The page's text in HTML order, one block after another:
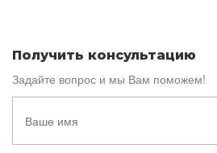
Получить консультацию
Задайте вопрос и мы Вам поможем!